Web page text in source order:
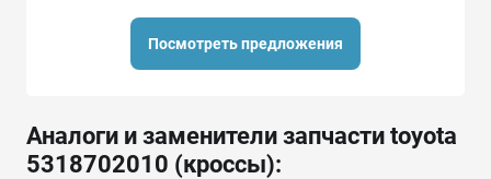
Посмотреть предложения
Аналоги и заменители запчасти toyota
5318702010 (кроссы):